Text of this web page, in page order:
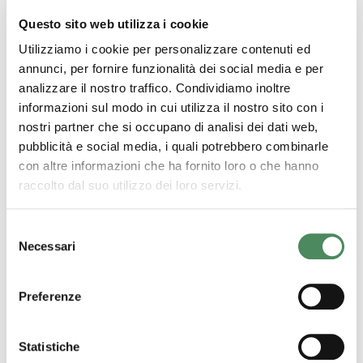
Questo sito web utilizza i cookie
Utilizziamo i cookie per personalizzare contenuti ed
annunci, per fornire funzionalità dei social media e per
analizzare il nostro traffico. Condividiamo inoltre
informazioni sul modo in cui utilizza il nostro sito con i
nostri partner che si occupano di analisi dei dati web,
pubblicità e social media, i quali potrebbero combinarle
con altre informazioni che ha fornito loro o che hanno
raccolto dal suo utilizzo dei loro servizi.
delNecessari
Preferenze
Statistiche
Quali sono i controlli che effettuate
sugli estratti?
All’accettazione tutte le materie prime vengono
controllate per valutare la qualità del prodotto dal punto
di vista visivo.
Il prodotto deve essere sano, integro, privo di marciumi e
muffe, con profumo e gusto caratteristico.
I soli “difetti” ammessi riguardano il colore della buccia e il
calibro del prodotto dato che non pregiudicano la bontà
dell’estratto finale. I controlli in questa fase riguardano il
pH.
Ad ogni produzione vengono previsti i seguenti controlli:
Inoltre in base a un piano di campionamento interno